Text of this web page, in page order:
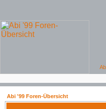
Abi '99 Foren-Übersicht